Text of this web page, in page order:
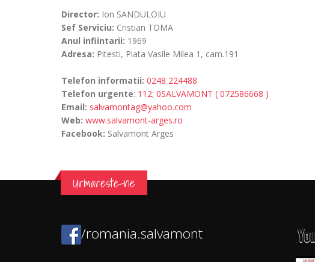
Director: Ion SANDULOIU
Sef Serviciu: Cristian TOMA
Anul infiintarii: 1969
Adresa: Pitesti, Piata Vasile Milea 1, cam.191
Telefon informatii: 0248 224488
Telefon urgente: 112; 0SALVAMONT ( 072586668 )
Email: salvamontag@yahoo.com
Web: www.salvamont-arges.ro
Facebook: Salvamont Arges
Urmareste-ne
/romania.salvamont